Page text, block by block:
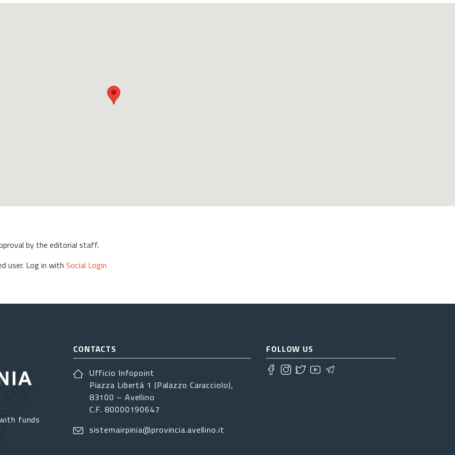
by the editorial staff.
user. Log in with Social Login
funds
CONTACTS
Ufficio Infopoint
Piazza Libertá 1 (Palazzo Caracciolo),
83100 – Avellino
C.F. 80000190647
sistemairpinia@provincia.avellino.it
FOLLOW US